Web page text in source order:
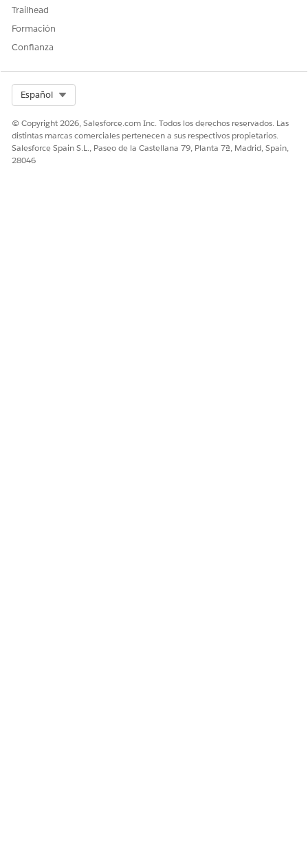
Trailhead
Formación
Confianza
Español
© Copyright 2026, Salesforce.com Inc. Todos los derechos reservados. Las
distintas marcas comerciales pertenecen a sus respectivos propietarios.
Salesforce Spain S.L., Paseo de la Castellana 79, Planta 7ª, Madrid, Spain,
28046